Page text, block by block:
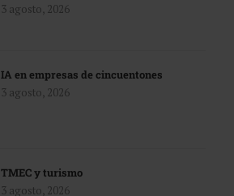
3 agosto, 2026
IA en empresas de cincuentones
3 agosto, 2026
TMEC y turismo
3 agosto, 2026